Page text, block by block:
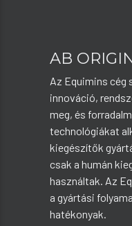
AB
Az Equimins cég
innováció,
meg, és
technológiákat
kiegészítők
csak a humán
használtak. Az
a gyártási
hatékonyak.